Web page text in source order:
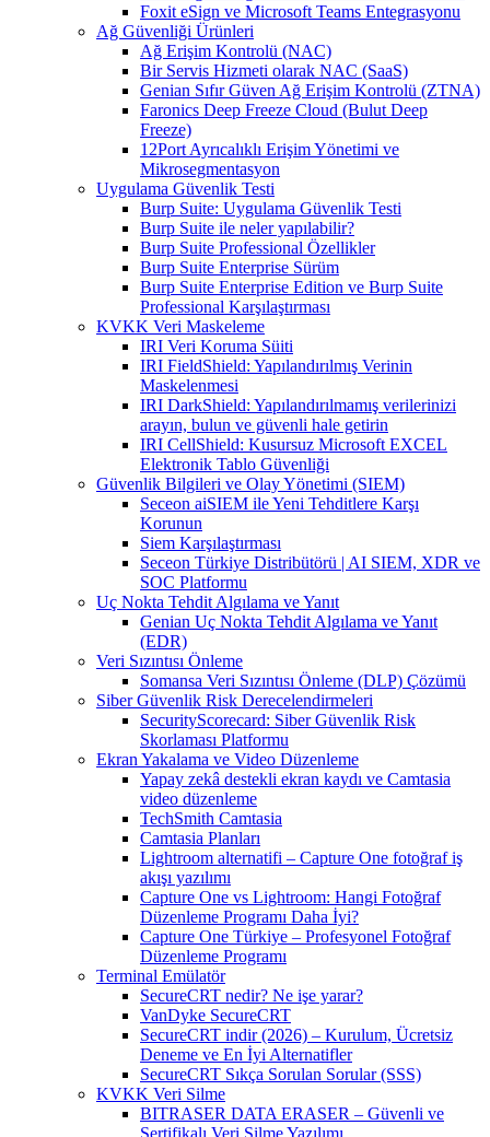
Foxit eSign ve Microsoft Teams Entegrasyonu
Ağ Güvenliği Ürünleri
Ağ Erişim Kontrolü (NAC)
Bir Servis Hizmeti olarak NAC (SaaS)
Genian Sıfır Güven Ağ Erişim Kontrolü (ZTNA)
Faronics Deep Freeze Cloud (Bulut Deep
Freeze)
12Port Ayrıcalıklı Erişim Yönetimi ve
Mikrosegmentasyon
Uygulama Güvenlik Testi
Burp Suite: Uygulama Güvenlik Testi
Burp Suite ile neler yapılabilir?
Burp Suite Professional Özellikler
Burp Suite Enterprise Sürüm
Burp Suite Enterprise Edition ve Burp Suite
Professional Karşılaştırması
KVKK Veri Maskeleme
IRI Veri Koruma Süiti
IRI FieldShield: Yapılandırılmış Verinin
Maskelenmesi
IRI DarkShield: Yapılandırılmamış verilerinizi
arayın, bulun ve güvenli hale getirin
IRI CellShield: Kusursuz Microsoft EXCEL
Elektronik Tablo Güvenliği
Güvenlik Bilgileri ve Olay Yönetimi (SIEM)
Seceon aiSIEM ile Yeni Tehditlere Karşı
Korunun
Siem Karşılaştırması
Seceon Türkiye Distribütörü | AI SIEM, XDR ve
SOC Platformu
Uç Nokta Tehdit Algılama ve Yanıt
Genian Uç Nokta Tehdit Algılama ve Yanıt
(EDR)
Veri Sızıntısı Önleme
Somansa Veri Sızıntısı Önleme (DLP) Çözümü
Siber Güvenlik Risk Derecelendirmeleri
SecurityScorecard: Siber Güvenlik Risk
Skorlaması Platformu
Ekran Yakalama ve Video Düzenleme
Yapay zekâ destekli ekran kaydı ve Camtasia
video düzenleme
TechSmith Camtasia
Camtasia Planları
Lightroom alternatifi – Capture One fotoğraf iş
akışı yazılımı
Capture One vs Lightroom: Hangi Fotoğraf
Düzenleme Programı Daha İyi?
Capture One Türkiye – Profesyonel Fotoğraf
Düzenleme Programı
Terminal Emülatör
SecureCRT nedir? Ne işe yarar?
VanDyke SecureCRT
SecureCRT indir (2026) – Kurulum, Ücretsiz
Deneme ve En İyi Alternatifler
SecureCRT Sıkça Sorulan Sorular (SSS)
KVKK Veri Silme
BITRASER DATA ERASER – Güvenli ve
Sertifikalı Veri Silme Yazılımı